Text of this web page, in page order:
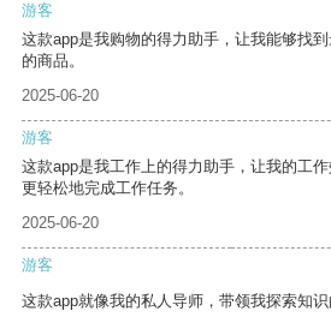
游客
这款app是我购物的得力助手，让我能够找
的商品。
2025-06-20
游客
这款app是我工作上的得力助手，让我的工
更轻松地完成工作任务。
2025-06-20
游客
这款app就像我的私人导师，带领我探索知识